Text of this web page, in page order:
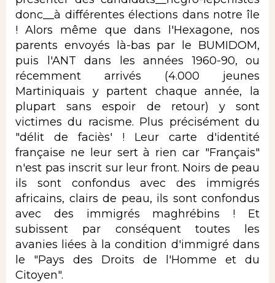
donc__à différentes élections dans notre île
! Alors même que dans l'Hexagone, nos
parents envoyés là-bas par le BUMIDOM,
puis l'ANT dans les années 1960-90, ou
récemment arrivés (4.000 jeunes
Martiniquais y partent chaque année, la
plupart sans espoir de retour) y sont
victimes du racisme. Plus précisément du
"délit de faciès' ! Leur carte d'identité
française ne leur sert à rien car "Français"
n'est pas inscrit sur leur front. Noirs de peau
ils sont confondus avec des immigrés
africains, clairs de peau, ils sont confondus
avec des immigrés maghrébins ! Et
subissent par conséquent toutes les
avanies liées à la condition d'immigré dans
le "Pays des Droits de l'Homme et du
Citoyen".